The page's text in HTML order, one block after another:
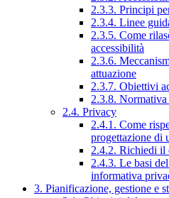
2.3.3. Principi
2.3.4. Linee
2.3.5. Come
accessibilità
2.3.6.
attuazione
2.3.7. Obiettivi
2.3.8.
2.4. Privacy
2.4.1. Come
progettazione di
2.4.2. Richiedi il
2.4.3. Le basi
informativa
3. Pianificazione, gestione e